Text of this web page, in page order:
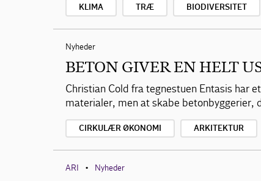
KLIMA TRÆ BIODIVERSITET
Nyheder
BETON GIVER EN HELT
Christian Cold fra tegnestuen Entasis har
materialer, men at skabe betonbyggerier,
CIRKULÆR ØKONOMI ARKITEKTUR
ARI • Nyheder